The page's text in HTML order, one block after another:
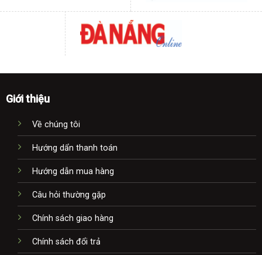
Giới thiệu
Về chúng tôi
Hướng dẩn thanh toán
Hướng dẫn mua hàng
Câu hỏi thường gặp
Chính sách giao hàng
Chính sách đổi trả